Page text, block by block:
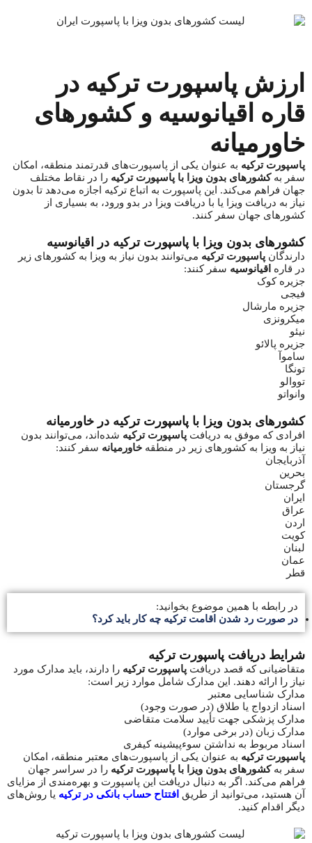
ارزش پاسپورت ترکیه در
قاره اقیانوسیه و کشورهای
خاورمیانه
پاسپورت ترکیه به عنوان یکی از پاسپورت‌های قدرتمند منطقه، امکان
سفر بهکشورهای بدون ویزا با پاسپورت ترکیه را در نقاط مختلف
جهان فراهم می‌کند. این پاسپورت به اتباع ترکیه اجازه می‌دهد تا بدون
نیاز به دریافت ویزا یا با دریافت ویزا در بدو ورود، به بسیاری از
کشورهای جهان سفر کنند.
کشورهای بدون ویزا با پاسپورت ترکیه در اقیانوسیه
دارندگان پاسپورت ترکیه می‌توانند بدون نیاز به ویزا به کشورهای زیر
در قاره اقیانوسیه سفر کنند:
جزیره کوک
فیجی
جزیره مارشال
میکرونزی
نیئو
جزیره پالائو
ساموآ
تونگا
تووالو
وانواتو
کشورهای بدون ویزا با پاسپورت ترکیه در خاورمیانه
افرادی که موفق به دریافت پاسپورت ترکیه شده‌اند، می‌توانند بدون
نیاز به ویزا به کشورهای زیر در منطقه خاورمیانه سفر کنند:
آذربایجان
بحرین
گرجستان
ایران
عراق
اردن
کویت
لبنان
عمان
قطر
در رابطه با همین موضوع بخوانید:
در صورت رد شدن اقامت ترکیه چه کار باید کرد؟
شرایط دریافت پاسپورت ترکیه
متقاضیانی که قصد دریافت پاسپورت ترکیه را دارند، باید مدارک مورد
نیاز را ارائه دهند. این مدارک شامل موارد زیر است:
مدارک شناسایی معتبر
اسناد ازدواج یا طلاق (در صورت وجود)
مدارک پزشکی جهت تأیید سلامت متقاضی
مدارک زبان (در برخی موارد)
اسناد مربوط به نداشتن سوءپیشینه کیفری
پاسپورت ترکیه به عنوان یکی از پاسپورت‌های معتبر منطقه، امکان
سفر بهکشورهای بدون ویزا با پاسپورت ترکیه را در سراسر جهان
فراهم می‌کند. اگر به دنبال دریافت این پاسپورت و بهره‌مندی از مزایای
آن هستید، می‌توانید از طریق افتتاح حساب بانکی در ترکیه یا روش‌های
دیگر اقدام کنید.